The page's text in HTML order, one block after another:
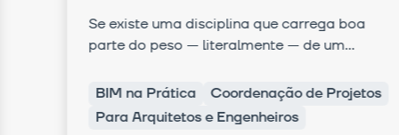
Se existe uma disciplina que carrega boa
parte do peso — literalmente — de um...
BIM na Prática
Coordenação de Projetos
Para Arquitetos e Engenheiros